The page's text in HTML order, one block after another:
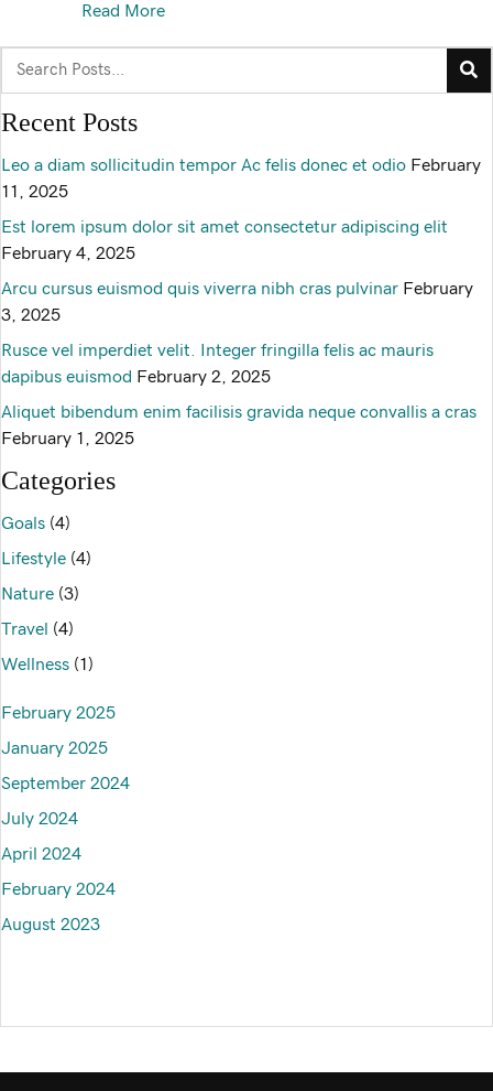
Read More
Recent Posts
Leo a diam sollicitudin tempor Ac felis donec et odio February
11, 2025
Est lorem ipsum dolor sit amet consectetur adipiscing elit
February 4, 2025
Arcu cursus euismod quis viverra nibh cras pulvinar February
3, 2025
Rusce vel imperdiet velit. Integer fringilla felis ac mauris
dapibus euismod February 2, 2025
Aliquet bibendum enim facilisis gravida neque convallis a cras
February 1, 2025
Categories
Goals (4)
Lifestyle (4)
Nature (3)
Travel (4)
Wellness (1)
February 2025
January 2025
September 2024
July 2024
April 2024
February 2024
August 2023